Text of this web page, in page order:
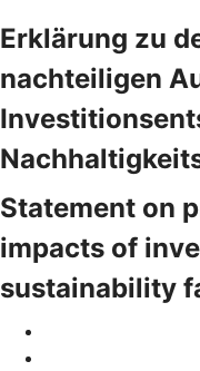
Erklärung zu
nachteiligen
Statement on
impacts of
sustainability